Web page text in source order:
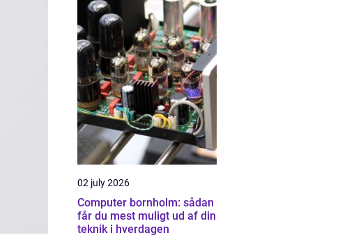
02 july 2026
Computer bornholm: sådan
får du mest muligt ud af din
teknik i hverdagen